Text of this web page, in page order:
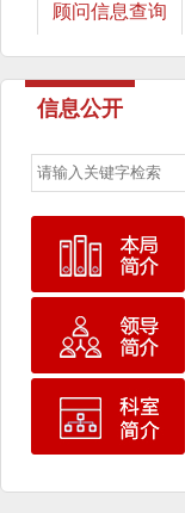
顾问信息查询
信息公开